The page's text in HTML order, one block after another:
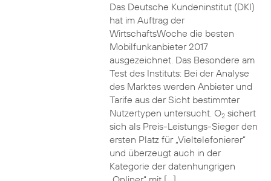
Das Deutsche Kundeninstitut (DKI)
hat im Auftrag der
WirtschaftsWoche die besten
Mobilfunkanbieter 2017
ausgezeichnet. Das Besondere am
Test des Instituts: Bei der Analyse
des Marktes werden Anbieter und
Tarife aus der Sicht bestimmter
Nutzertypen untersucht. O2sichert
sich als Preis-Leistungs-Sieger den
ersten Platz für „Vieltelefonierer“
und überzeugt auch in der
Kategorie der datenhungrigen